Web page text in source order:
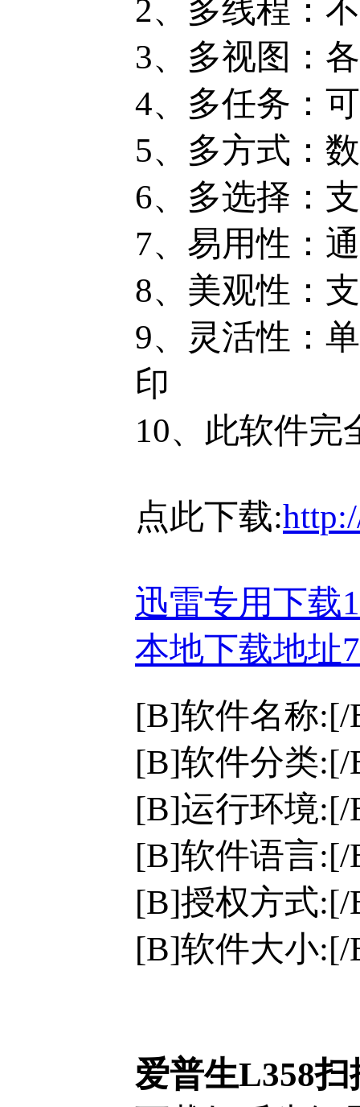
2、多线程：
3、多视图：
4、多任务：
5、多方式：
6、多选择：
7、易用性：
8、美观性：
9、灵活性：
印
10、此软件完
点此下载:
迅雷专用下载
本地下载地址
[B]软件名称
[B]软件分类
[B]运行环境:[/
[B]软件语言
[B]授权方式
[B]软件大小:[/
爱普生L358扫